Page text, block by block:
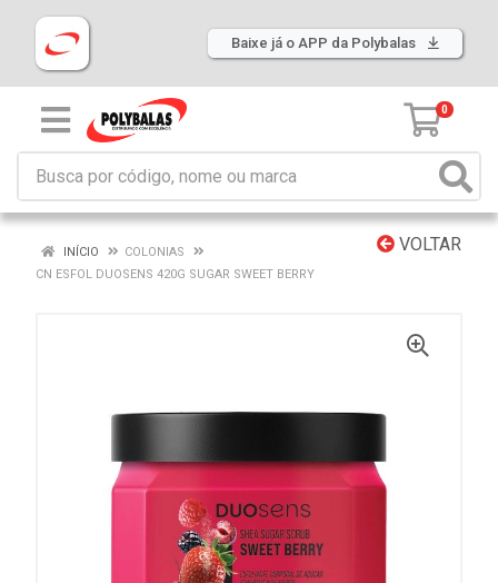
Baixe já o APP da Polybalas
0
VOLTAR
INÍCIO
COLONIAS
CN ESFOL DUOSENS 420G SUGAR SWEET BERRY